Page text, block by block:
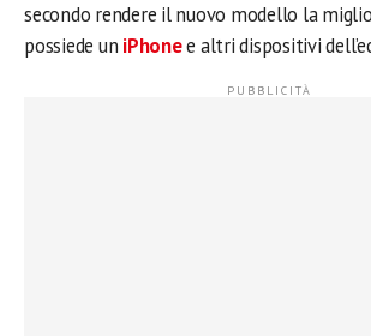
secondo rendere il nuovo modello la
possiede un iPhonee altri dispositivi